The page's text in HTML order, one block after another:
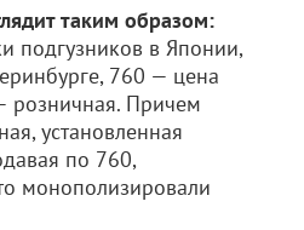
таким образом:
подгузников в Японии,
760 — цена
розничная. Причем
установленная
по 760,
монополизировали